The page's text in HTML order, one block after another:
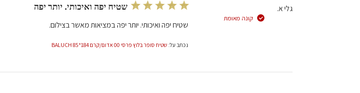
גלי א.
קונה מאומת
שטיח יפה ואיכותי. יותר יפה
שטיח יפה ואיכותי. יותר יפה במציאות מאשר בצילום.
נכתב על: שטיח סופר בלוץ פרסי 00 אדום/קרם 184*85 BALUCH